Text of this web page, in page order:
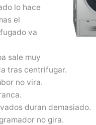
lo hace
el
va
sale muy
tras centrifugar.
no vira.
duran demasiado.
no gira.